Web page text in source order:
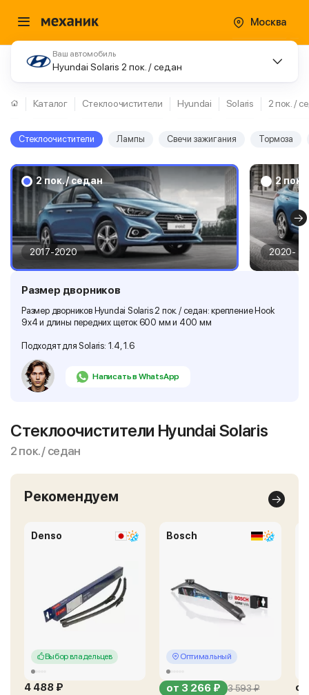
Москва
Ваш автомобиль
Hyundai Solaris 2 пок. / седан
Каталог Стеклоочистители Hyundai Solaris 2 пок. /
Стеклоочистители Лампы Свечи зажигания Тормоза
2 пок. / седан
2017-2020
2 пок.
2020-
Размер дворников
Размер дворников Hyundai Solaris 2 пок. / седан: крепление Hook
9x4 и длины передних щеток 600 мм и 400 мм
Подходят для Solaris: 1.4, 1.6
Написать в WhatsApp
Стеклоочистители Hyundai Solaris
2 пок. / седан
Рекомендуем
Denso
Выбор владельцев
4 488 ₽
Bosch
Оптимальный
от 3 266 ₽ 3 593 ₽